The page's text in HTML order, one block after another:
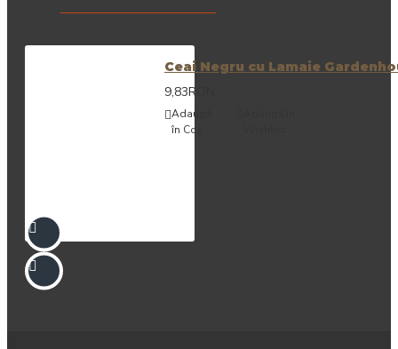
Ceai Negru cu Lamaie
9,83RON
Adaugă
în Coş